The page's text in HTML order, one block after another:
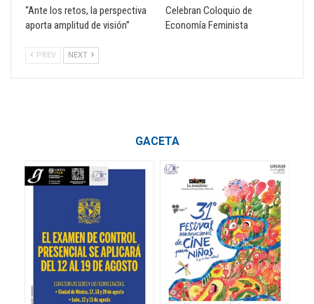
“Ante los retos, la perspectiva
aporta amplitud de visión”
Celebran Coloquio de
Economía Feminista
PREV NEXT
GACETA